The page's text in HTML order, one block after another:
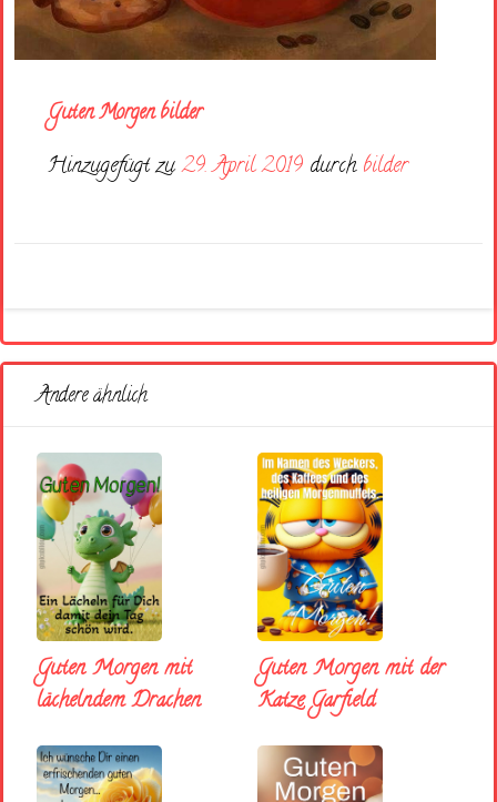
Guten Morgen bilder
Hinzugefügt zu29. April 2019 durch bilder
Andere ähnlich
Guten Morgen mit
lächelndem Drachen
Guten Morgen mit der
Katze Garfield